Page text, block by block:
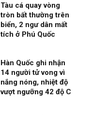
Tàu cá quay vòng
tròn bất thường trên
biển, 2 ngư dân mất
tích ở Phú Quốc
Hàn Quốc ghi nhận
14 người tử vong vì
nắng nóng, nhiệt độ
vượt ngưỡng 42 độ C